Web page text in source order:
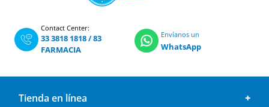
Contact Center:
33 3818 1818/83
FARMACIA
Envíanos un
WhatsApp
Tienda en línea